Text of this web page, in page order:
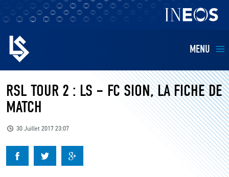
MENU
EQUIPES
BILLETTERIE
KIDS
RSL TOUR 2 : LS – FC SION, LA FICHE DE
MATCH
30 Juillet 2017 23:07